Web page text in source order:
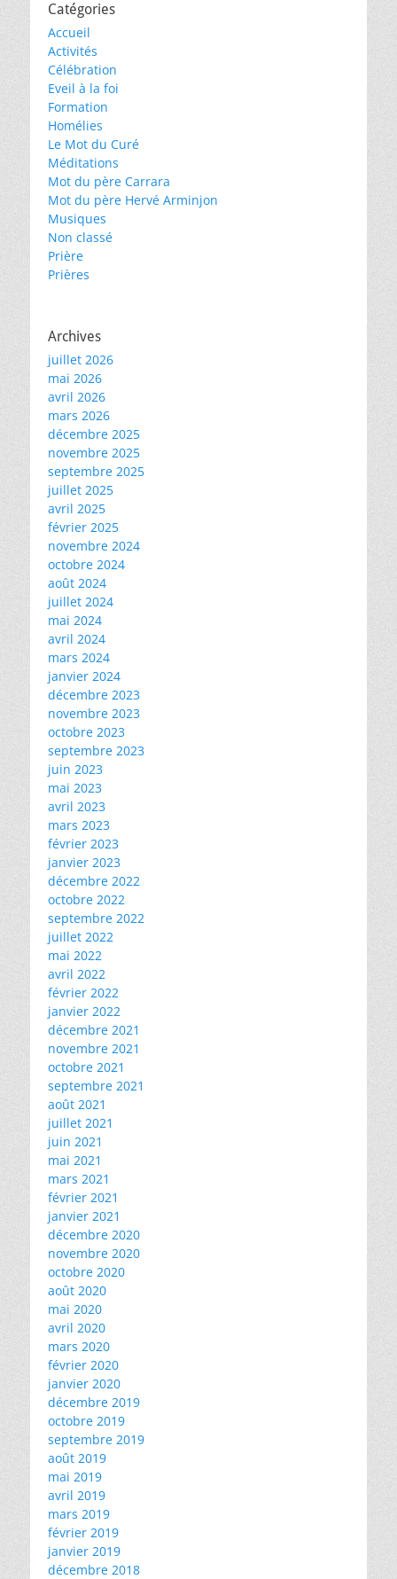
Catégories
Accueil
Activités
Célébration
Eveil à la foi
Formation
Homélies
Le Mot du Curé
Méditations
Mot du père Carrara
Mot du père Hervé Arminjon
Musiques
Non classé
Prière
Prières
Archives
juillet 2026
mai 2026
avril 2026
mars 2026
décembre 2025
novembre 2025
septembre 2025
juillet 2025
avril 2025
février 2025
novembre 2024
octobre 2024
août 2024
juillet 2024
mai 2024
avril 2024
mars 2024
janvier 2024
décembre 2023
novembre 2023
octobre 2023
septembre 2023
juin 2023
mai 2023
avril 2023
mars 2023
février 2023
janvier 2023
décembre 2022
octobre 2022
septembre 2022
juillet 2022
mai 2022
avril 2022
février 2022
janvier 2022
décembre 2021
novembre 2021
octobre 2021
septembre 2021
août 2021
juillet 2021
juin 2021
mai 2021
mars 2021
février 2021
janvier 2021
décembre 2020
novembre 2020
octobre 2020
août 2020
mai 2020
avril 2020
mars 2020
février 2020
janvier 2020
décembre 2019
octobre 2019
septembre 2019
août 2019
mai 2019
avril 2019
mars 2019
février 2019
janvier 2019
décembre 2018